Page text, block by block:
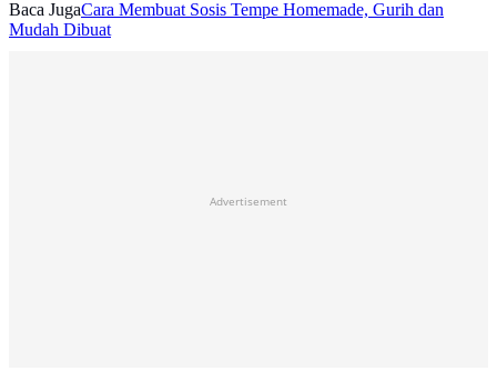
Baca JugaCara Membuat Sosis Tempe Homemade, Gurih dan
Mudah Dibuat
Advertisement